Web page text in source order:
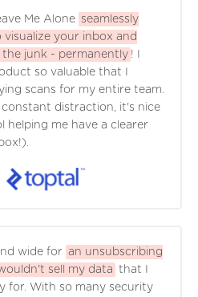
Me Alone seamlessly
visualize your inbox and
junk - permanently ! I
so valuable that I
scans for my entire team.
constant distraction, it's nice
helping me have a clearer
wide for an unsubscribing
sell my data that I
for. With so many security